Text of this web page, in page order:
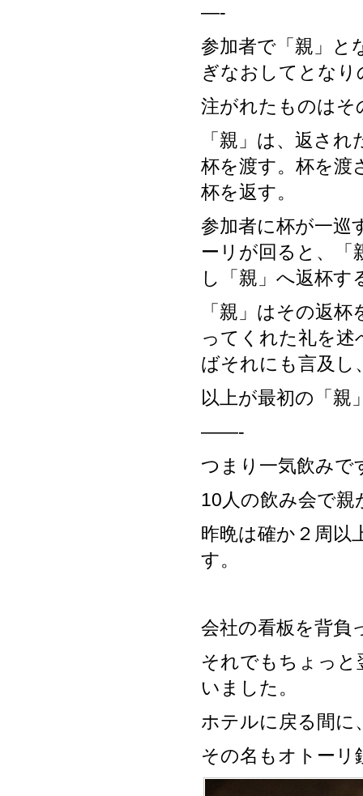
—-
参加者で「親」と
ぎなおしてとなり
注がれたものはそ
「親」は、返さ
杯を渡す。杯を渡
杯を返す。
参加者に杯が一巡
ーリが回ると、「
し「親」へ返杯す
「親」はその返
ってくれた礼を
ばそれにも言及し
以上が最初の「親
——-
つまり一気飲みで
10人の飲み会で親
昨晩は確か２周以
す。
会社の看板を背負
それでもちょっと
いました。
ホテルに戻る間に
その名もオトーリ